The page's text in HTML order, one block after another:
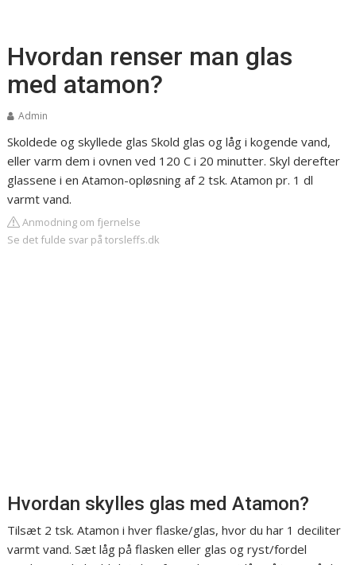
Hvordan renser man glas
med atamon?
Admin
Skoldede og skyllede glas Skold glas og låg i kogende vand,
eller varm dem i ovnen ved 120 C i 20 minutter. Skyl derefter
glassene i en Atamon-opløsning af 2 tsk. Atamon pr. 1 dl
varmt vand.
Anmodning om fjernelse
Se det fulde svar på torsleffs.dk
Hvordan skylles glas med Atamon?
Tilsæt 2 tsk. Atamon i hver flaske/glas, hvor du har 1 deciliter
varmt vand. Sæt låg på flasken eller glas og ryst/fordel